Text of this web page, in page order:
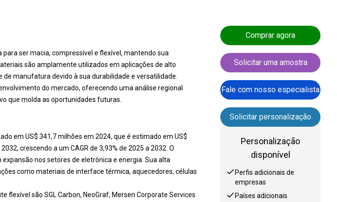
ser macia, compressível e flexível, mantendo sua
são amplamente utilizados em aplicações de alto
manufatura devido à sua durabilidade e versatilidade.
do mercado, oferecendo uma análise regional
que molda as oportunidades futuras.
em US$ 341,7 milhões em 2024, que é estimado em US$
crescendo a um CAGR de 3,93% de 2025 a 2032. O
nos setores de eletrônica e energia. Sua alta
como materiais de interface térmica, aquecedores, células
flexível são SGL Carbon, NeoGraf, Mersen Corporate Services
Comprar agora
Solicitar uma amostra
Fale com nosso especialista
Solicitar personalização
Personalização
disponível
Perfis adicionais de
empresas
Países adicionais